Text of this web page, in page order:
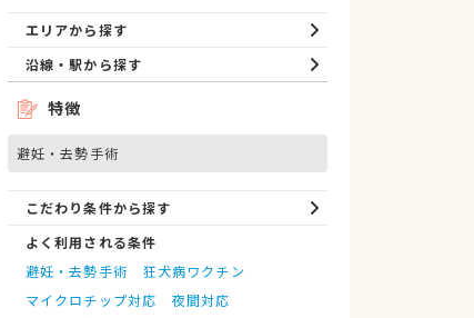
エリアから探す
沿線・駅から探す
特徴
避妊・去勢手術
こだわり条件から探す
よく利用される条件
避妊・去勢手術
狂犬病ワクチン
マイクロチップ対応
夜間対応